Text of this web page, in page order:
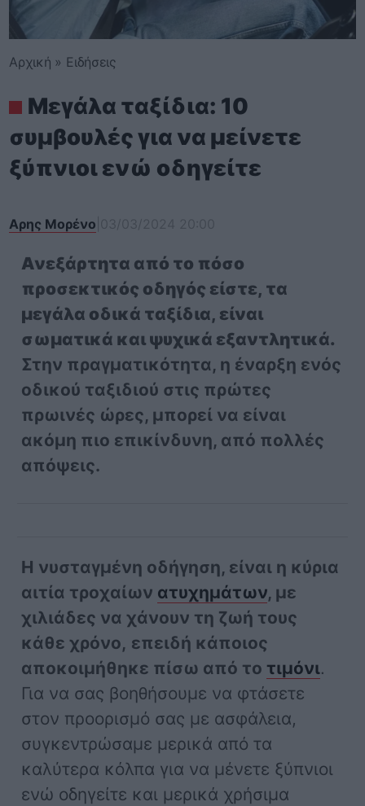
Αρχική » Ειδήσεις
Μεγάλα ταξίδια: 10
συμβουλές για να μείνετε
ξύπνιοι ενώ οδηγείτε
Αρης Μορένο
Ανεξάρτητα από το πόσο
προσεκτικός οδηγός είστε, τα
μεγάλα οδικά ταξίδια, είναι
σωματικά και ψυχικά εξαντλητικά.
Στην πραγματικότητα, η έναρξη ενός
οδικού ταξιδιού στις πρώτες
πρωινές ώρες, μπορεί να είναι
ακόμη πιο επικίνδυνη, από πολλές
απόψεις.
Η νυσταγμένη οδήγηση, είναι η κύρια
αιτία τροχαίων ατυχημάτων, με
χιλιάδες να χάνουν τη ζωή τους
κάθε χρόνο, επειδή κάποιος
αποκοιμήθηκε πίσω από το τιμόνι.
Για να σας βοηθήσουμε να φτάσετε
στον προορισμό σας με ασφάλεια,
συγκεντρώσαμε μερικά από τα
καλύτερα κόλπα για να μένετε ξύπνιοι
ενώ οδηγείτε και μερικά χρήσιμα